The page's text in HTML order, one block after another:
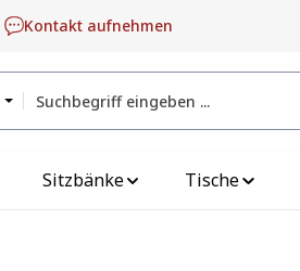
Kontakt aufnehmen
Sitzbänke Tische